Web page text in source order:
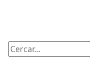
Cercar: